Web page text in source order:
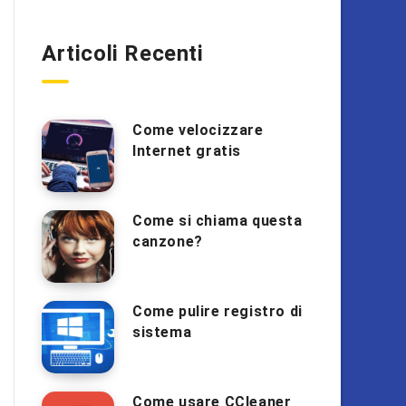
Articoli Recenti
Come velocizzare
Internet gratis
Come si chiama questa
canzone?
Come pulire registro di
sistema
Come usare CCleaner